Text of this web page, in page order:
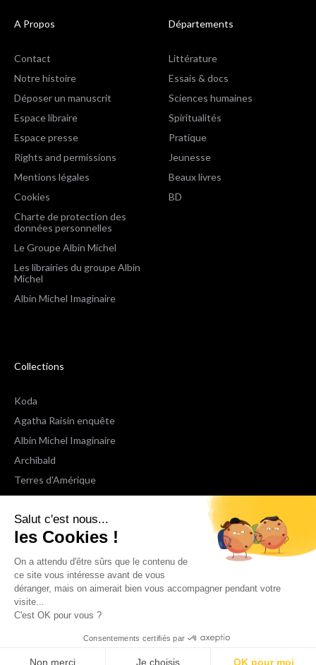
Salut c'est nous...
les Cookies !
On a attendu d'être sûrs que le contenu de
ce site vous intéresse avant de vous
déranger, mais on aimerait bien vous accompagner pendant votre
visite...
C'est OK pour vous ?
Consentements certifiés par
Non merci Je choisis OK pour moi
A Propos
Contact
Notre histoire
Déposer un manuscrit
Espace libraire
Espace presse
Rights and permissions
Mentions légales
Cookies
Charte de protection des
données personnelles
Le Groupe Albin Michel
Les librairies du groupe Albin
Michel
Albin Michel Imaginaire
Départements
Littérature
Essais & docs
Sciences humaines
Spiritualités
Pratique
Jeunesse
Beaux livres
BD
Collections
Koda
Agatha Raisin enquête
Albin Michel Imaginaire
Archibald
Terres d'Amérique
Espaces Libres Poche
NOX
Wiz
Voir toutes les collections
Nous suivre